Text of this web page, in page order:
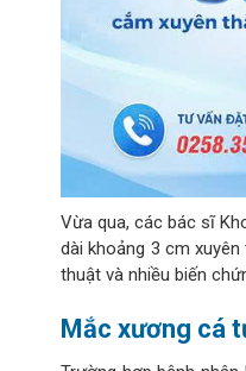
Vừa qua, các bác sĩ
dài khoảng 3 cm xuyên
thuật và nhiều biến
Mắc xương cá